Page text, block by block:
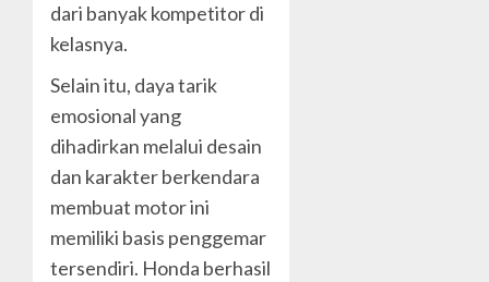
dari banyak kompetitor di
kelasnya.
Selain itu, daya tarik
emosional yang
dihadirkan melalui desain
dan karakter berkendara
membuat motor ini
memiliki basis penggemar
tersendiri. Honda berhasil